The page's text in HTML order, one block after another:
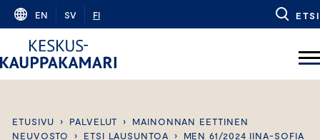
Skip
content
EN SV FI ETSI
ETUSIVU › PALVELUT ›
MAINONNAN EETTINEN
NEUVOSTO
› ETSI LAUSUNTOA ›
MEN 61/2024 IINA-SOFIA